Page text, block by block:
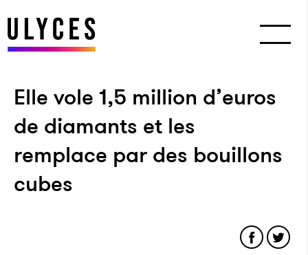
Elle vole 1,5 million d’euros
de diamants et les
remplace par des bouillons
cubes